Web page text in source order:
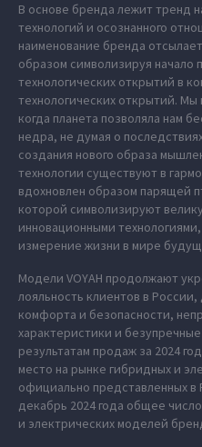
В основе бренда лежит тренд
технологий и осознанного
наименование бренда
образом символизируя начало
технологических открытий в
технологических открытий.
когда планета позволяла нам
недра, не думая о
создания нового образа
технологии существуют в
вдохновлен образом парящей
которой символизируют
инновационными
измерение жизни в мире
Модели VOYAH продолжают
лояльность клиентов в
комфорта и безопасности,
характеристики и
результатам продаж за 2024
место на рынке гибридных и
официально представленных в
декабрь 2024 года общее
и электрических моделей